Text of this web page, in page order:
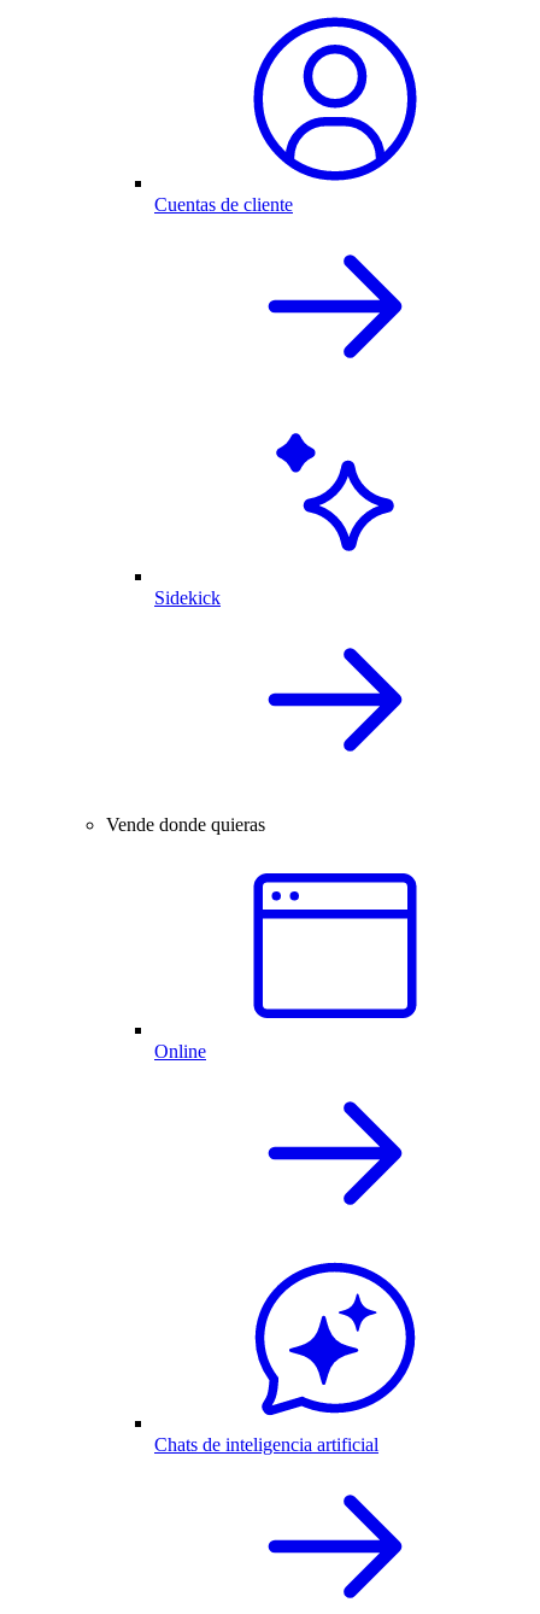
Cuentas de cliente
Sidekick
Vende donde quieras
Online
Chats de inteligencia artificial